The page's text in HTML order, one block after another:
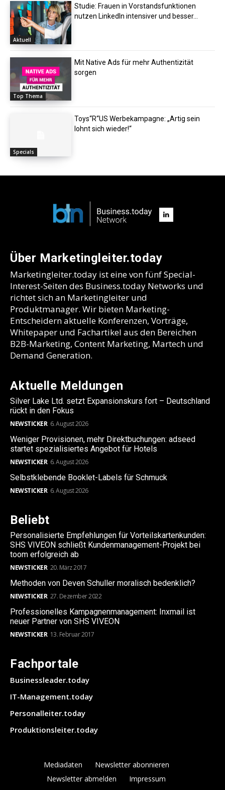
Aktuell
Studie: Frauen in Vorstandsfunktionen
nutzen LinkedIn intensiver und besser...
Top Thema
Mit Native Ads für mehr Authentizität
sorgen
Specials
Toys“R“US Werbekampagne: „Artig sein
lohnt sich wieder!“
Über Marketingleiter.today
Marketingleiter.today ist eine von fünf Special-
Interest-Seiten des Business.today Networks und
richtet sich an Marketingleiter und
Produktmanager. Wir bieten Marketing-
Entscheidern aktuelle Konferenzen, Vorträge,
Whitepaper und Fachartikel aus den Bereichen
B2B-Marketing, Content Marketing, Martech und
Demand Generation.
Aktuelle Meldungen
Silver Lake Ltd. setzt Expansionskurs fort – Deutschland
rückt in den Fokus
NEWSTICKER 6. August 2026
Weniger Provisionen, mehr Direktbuchungen: adseed
startet spezialisiertes Angebot für Hotels
NEWSTICKER 6. August 2026
Selbstklebende Booklet-Labels für Schmuck
NEWSTICKER 6. August 2026
Beliebt
Personalisierte Empfehlungen für Vorteilskartenkunden:
SHS VIVEON schließt Kundenmanagement-Projekt bei
toom erfolgreich ab
NEWSTICKER 20. März 2017
Methoden von Deven Schuller moralisch bedenklich?
NEWSTICKER 27. Dezember 2022
Professionelles Kampagnenmanagement: Inxmail ist
neuer Partner von SHS VIVEON
NEWSTICKER 13. Februar 2017
Fachportale
Businessleader.today
IT-Management.today
Personalleiter.today
Produktionsleiter.today
Mediadaten
Newsletter abonnieren
Newsletter abmelden
Impressum